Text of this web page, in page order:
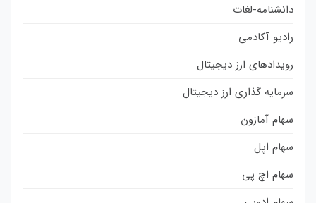
دانشنامه-لغات
رادیو آکادمی
رویدادهای ارز دیجیتال
سرمایه گذاری ارز دیجیتال
سهام آمازون
سهام اپل
سهام اچ پی